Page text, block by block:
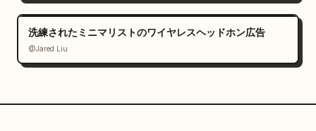
洗練されたミニマリストのワイヤレスヘッドホン広告
@Jared Liu